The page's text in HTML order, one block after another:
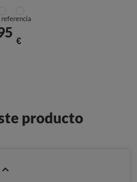
referencia
€
producto